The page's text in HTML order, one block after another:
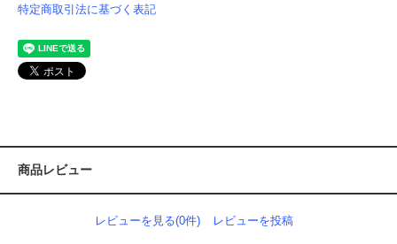
特定商取引法に基づく表記
商品レビュー
レビューを見る(0件) レビューを投稿